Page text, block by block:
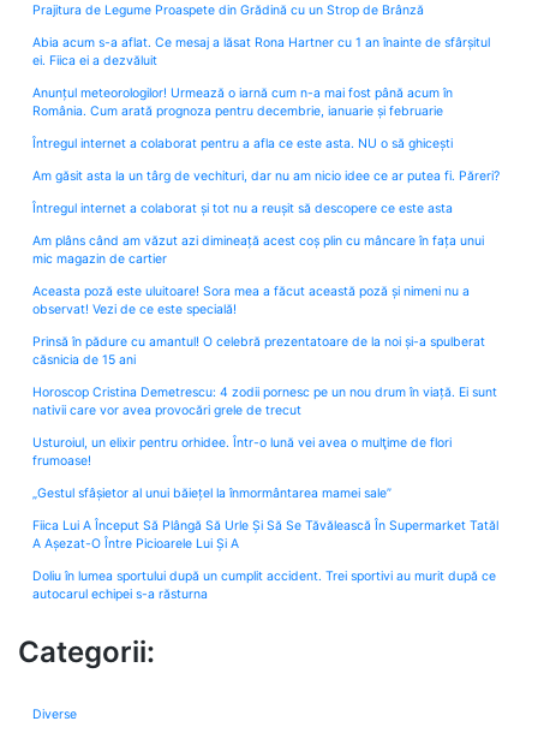
Prajitura de Legume Proaspete din Grădină cu un Strop de Brânză
Abia acum s-a aflat. Ce mesaj a lăsat Rona Hartner cu 1 an înainte de sfârșitul
ei. Fiica ei a dezvăluit
Anunțul meteorologilor! Urmează o iarnă cum n-a mai fost până acum în
România. Cum arată prognoza pentru decembrie, ianuarie și februarie
Întregul internet a colaborat pentru a afla ce este asta. NU o să ghicești
Am găsit asta la un târg de vechituri, dar nu am nicio idee ce ar putea fi. Păreri?
Întregul internet a colaborat și tot nu a reușit să descopere ce este asta
Am plâns când am văzut azi dimineață acest coș plin cu mâncare în fața unui
mic magazin de cartier
Aceasta poză este uluitoare! Sora mea a făcut această poză și nimeni nu a
observat! Vezi de ce este specială!
Prinsă în pădure cu amantul! O celebră prezentatoare de la noi și-a spulberat
căsnicia de 15 ani
Horoscop Cristina Demetrescu: 4 zodii pornesc pe un nou drum în viață. Ei sunt
nativii care vor avea provocări grele de trecut
Usturoiul, un elixir pentru orhidee. Într-o lună vei avea o mulţime de flori
frumoase!
„Gestul sfâșietor al unui băiețel la înmormântarea mamei sale”
Fiica Lui A Început Să Plângă Să Urle Și Să Se Tăvălească În Supermarket Tatăl
A Așezat-O Între Picioarele Lui Și A
Doliu în lumea sportului după un cumplit accident. Trei sportivi au murit după ce
autocarul echipei s-a răsturna
Categorii:
Diverse